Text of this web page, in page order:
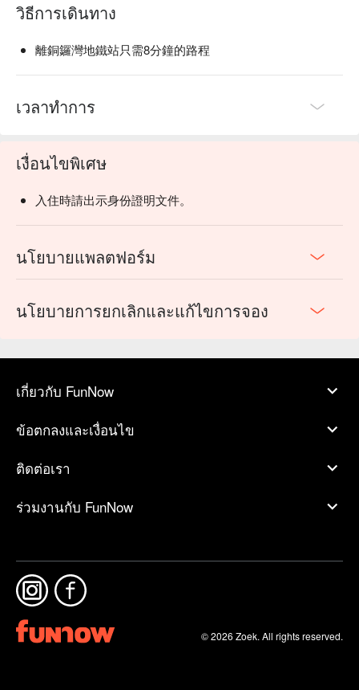
วิธีการเดินทาง
離銅鑼灣地鐵站只需8分鐘的路程
เวลาทำการ
เงื่อนไขพิเศษ
入住時請出示身份證明文件。
นโยบายแพลตฟอร์ม
นโยบายการยกเลิกและแก้ไขการจอง
เกี่ยวกับ FunNow
ข้อตกลงและเงื่อนไข
ติดต่อเรา
ร่วมงานกับ FunNow
© 2026 Zoek. All rights reserved.